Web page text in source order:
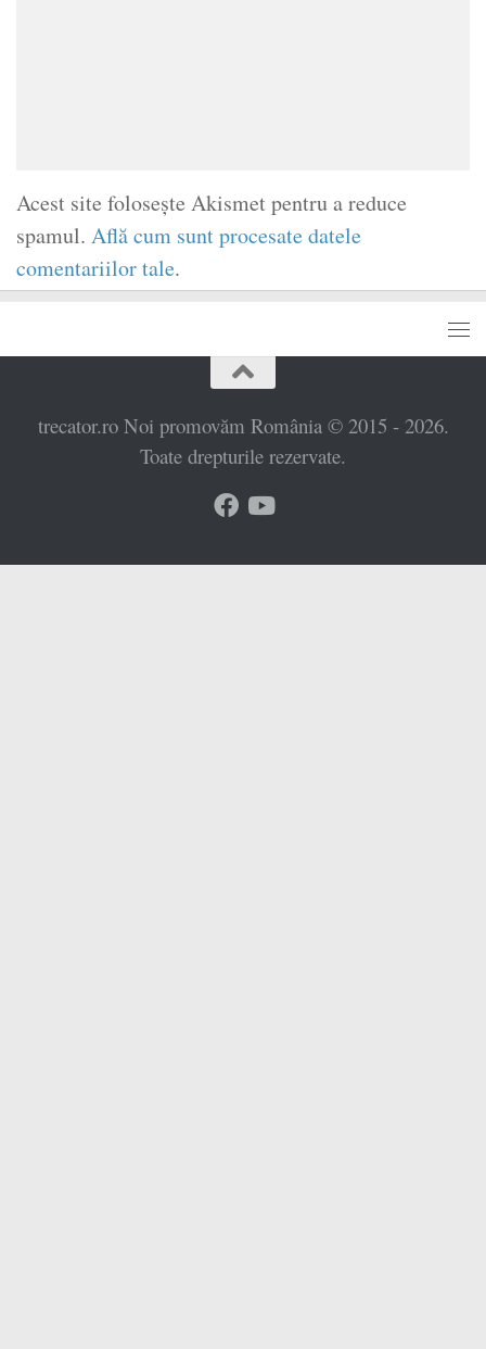
Acest site folosește Akismet pentru a reduce
spamul. Află cum sunt procesate datele
comentariilor tale.
trecator.ro Noi promovăm România © 2015 - 2026.
Toate drepturile rezervate.